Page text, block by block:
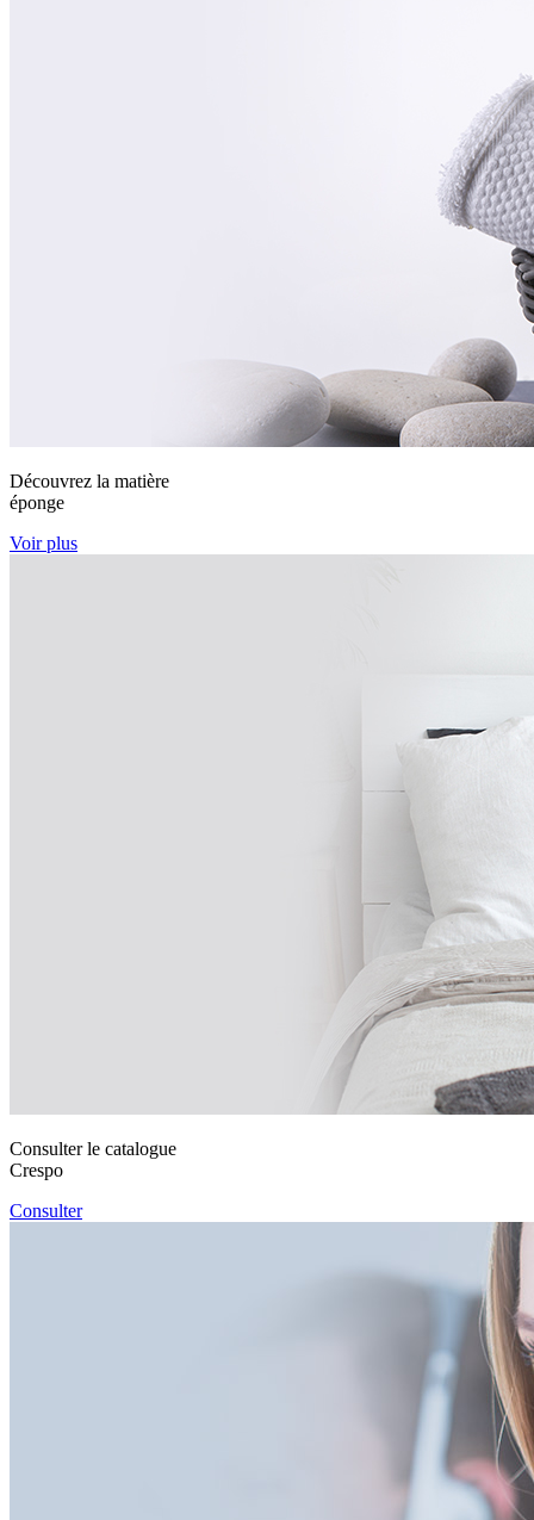
Découvrez la matière
éponge
Voir plus
Consulter le catalogue
Crespo
Consulter